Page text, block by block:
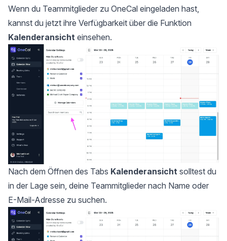
Wenn du Teammitglieder zu OneCal eingeladen hast,
kannst du jetzt ihre Verfügbarkeit über die Funktion
Kalenderansicht einsehen.
Nach dem Öffnen des Tabs Kalenderansicht solltest du
in der Lage sein, deine Teammitglieder nach Name oder
E-Mail-Adresse zu suchen.